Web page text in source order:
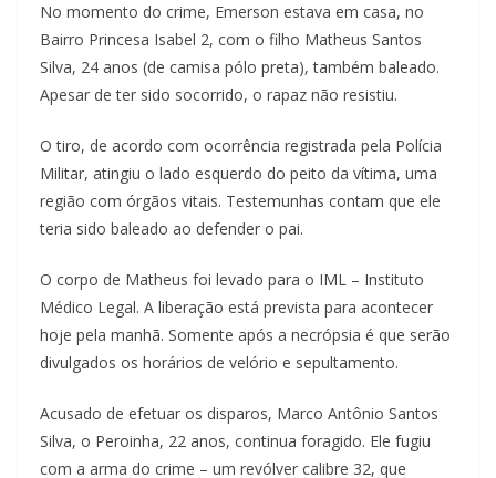
No momento do crime, Emerson estava em casa, no
Bairro Princesa Isabel 2, com o filho Matheus Santos
Silva, 24 anos (de camisa pólo preta), também baleado.
Apesar de ter sido socorrido, o rapaz não resistiu.
O tiro, de acordo com ocorrência registrada pela Polícia
Militar, atingiu o lado esquerdo do peito da vítima, uma
região com órgãos vitais. Testemunhas contam que ele
teria sido baleado ao defender o pai.
O corpo de Matheus foi levado para o IML – Instituto
Médico Legal. A liberação está prevista para acontecer
hoje pela manhã. Somente após a necrópsia é que serão
divulgados os horários de velório e sepultamento.
Acusado de efetuar os disparos, Marco Antônio Santos
Silva, o Peroinha, 22 anos, continua foragido. Ele fugiu
com a arma do crime – um revólver calibre 32, que